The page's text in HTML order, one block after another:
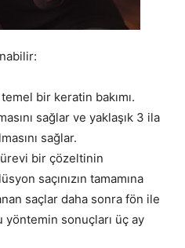
bir keratin bakımı.
sağlar ve yaklaşık 3 ila
sağlar.
bir çözeltinin
saçınızın tamamına
saçlar daha sonra fön ile
sonuçları üç ay